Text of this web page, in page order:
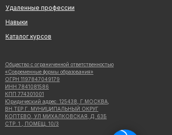
Общество с ограниченной ответственностью
«Современные формы образования»
ОГРН 1197847049179
ИНН 7841081586
КПП 774301001
Юридический адрес: 125438, Г.МОСКВА,
ВН.ТЕР.Г. МУНИЦИПАЛЬНЫЙ ОКРУГ
КОПТЕВО, УЛ МИХАЛКОВСКАЯ, Д. 63Б
СТР. 1 , ПОМЕЩ. 10/3
Каталог курсов
Навыки
Удаленные профессии